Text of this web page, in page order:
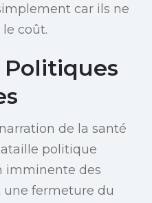
car ils ne
coût.
de la santé
politique
imminente des
une fermeture du